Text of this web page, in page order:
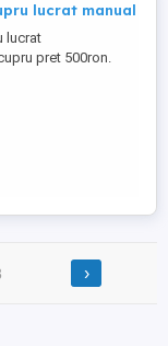
lucrat manual
lucrat
pret 500ron.
doar local dati
›